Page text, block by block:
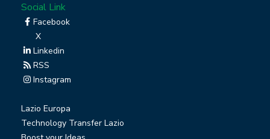
Social Link
Facebook
X
Linkedin
RSS
Instagram
Lazio Europa
Technology Transfer Lazio